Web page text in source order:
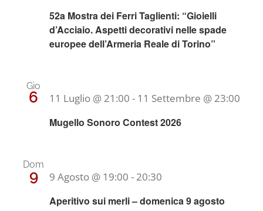
52a Mostra dei Ferri Taglienti: “Gioielli
d’Acciaio. Aspetti decorativi nelle spade
europee dell’Armeria Reale di Torino”
Gio
6
Mugello Sonoro Contest 2026
11 Luglio @ 21:00 - 11 Settembre @ 23:00
Dom
9
Aperitivo sui merli – domenica 9 agosto
9 Agosto @ 19:00 - 20:30